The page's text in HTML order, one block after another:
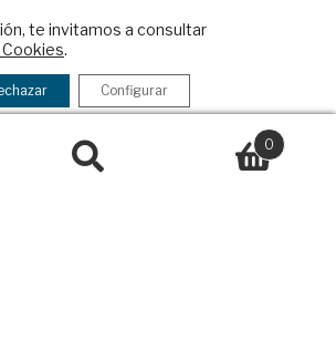
Política Exterior
de Política Exterior
Afkar/Ideas
Análisis de Política
los derechos reservadosAviso
de Privacidad y de Cookies
0
te invitamos a consultar
.
Configurar